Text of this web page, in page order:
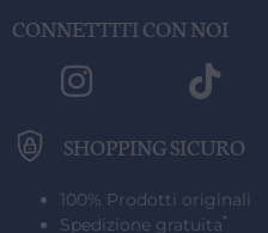
CONNETTITI CON NOI
SHOPPING SICURO
100% Prodotti originali
Spedizione gratuita*